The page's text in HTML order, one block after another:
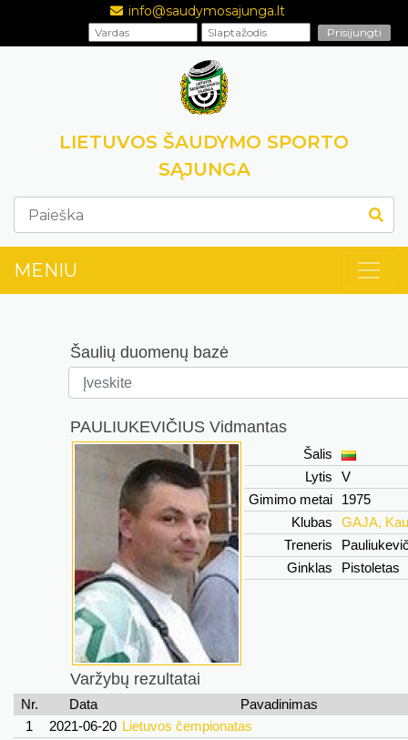
info@saudymosajunga.lt
LIETUVOS ŠAUDYMO SPORTO
SĄJUNGA
MENIU
Šaulių duomenų bazė
PAULIUKEVIČIUS Vidmantas
Šalis
Lytis
V
Gimimo metai
1975
Klubas
GAJA,
Treneris
Ginklas
Pistoletas
Varžybų rezultatai
Nr. Data
Pavadinimas
1
2021-06-20 Lietuvos čempionatas